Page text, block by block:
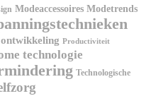
Modeaccessoires Modetrends
Productiviteit
technologie
Technologische